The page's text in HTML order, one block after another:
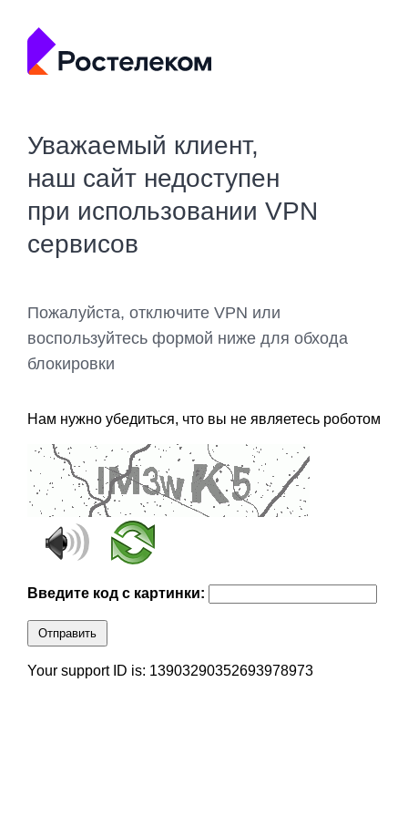
Уважаемый клиент,
наш сайт недоступен
при использовании VPN
сервисов
Пожалуйста, отключите VPN или
воспользуйтесь формой ниже для обхода
блокировки
Нам нужно убедиться, что вы не являетесь роботом
Введите код с картинки:
Отправить
Your support ID is: 13903290352693978973